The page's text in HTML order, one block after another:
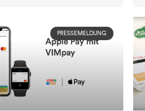
PRESSEMELDUNG